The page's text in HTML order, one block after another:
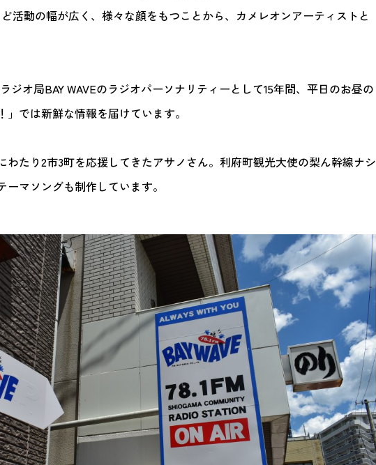
活動の幅が広く、様々な顔をもつことから、カメレオンアーティストと
ジオ局BAY WAVEのラジオパーソナリティーとして15年間、平日のお昼の
では新鮮な情報を届けています。
わたり2市3町を応援してきたアサノさん。利府町観光大使の梨ん幹線ナシ
マソングも制作しています。